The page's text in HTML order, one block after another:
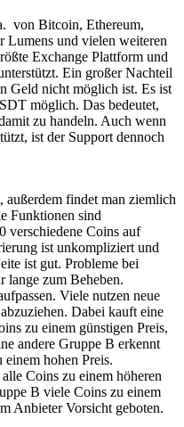
von Bitcoin, Ethereum,
und vielen weiteren
Exchange Plattform und
Ein großer Nachteil
Geld nicht möglich ist. Es ist
möglich. Das bedeutet,
zu handeln. Auch wenn
ist der Support dennoch
findet man ziemlich
Funktionen sind
verschiedene Coins auf
ist unkompliziert und
ist gut. Probleme bei
lange zum Beheben.
Viele nutzen neue
Dabei kauft eine
zu einem günstigen Preis,
andere Gruppe B erkennt
hohen Preis.
Coins zu einem höheren
B viele Coins zu einem
Anbieter Vorsicht geboten.